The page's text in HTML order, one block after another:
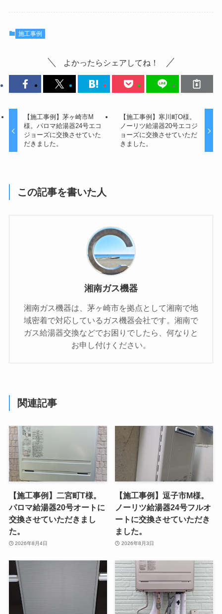
施工事例
よかったらシェアしてね！
【施工事例】茅ヶ崎市M
様。パロマ給湯器24号エコ
ジョーズに交換させていた
だきました。
【施工事例】寒川町O様。
ノーリツ給湯器20号エコジ
ョーズに交換させていただ
きました。
この記事を書いた人
湘南ガス機器
湘南ガス機器は、茅ヶ崎市を拠点として湘南で地
域密着で対応しているガス機器会社です。湘南で
ガス給湯器交換などでお困りでしたら、何なりと
お申し付けください。
関連記事
【施工事例】二宮町T様。
パロマ給湯器20号オートに
交換させていただきまし
た。
2026年8月4日
【施工事例】逗子市M様。
ノーリツ給湯器24号フルオ
ートに交換させていただき
ました。
2026年8月3日